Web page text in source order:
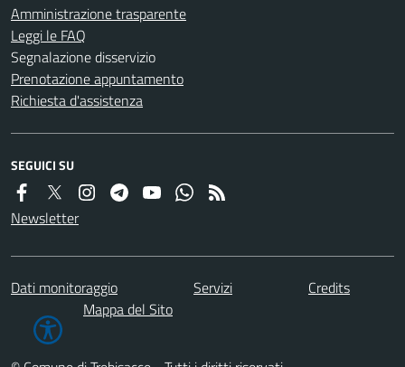
Amministrazione trasparente
Leggi le FAQ
Segnalazione disservizio
Prenotazione appuntamento
Richiesta d'assistenza
SEGUICI SU
Newsletter
Dati monitoraggio Servizi
Credits
Mappa del Sito